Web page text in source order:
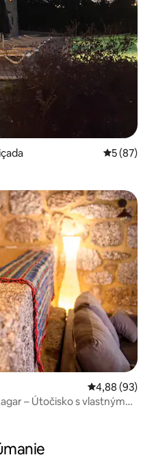
5 (87)
Priemerné
4,88 (93)
– Útočisko s vlastným